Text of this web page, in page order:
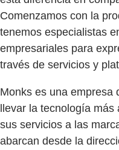
Comenzamos con la
tenemos especialistas
empresariales para
través de servicios y
Monks es una empresa
llevar la tecnología
sus servicios a las
abarcan desde la